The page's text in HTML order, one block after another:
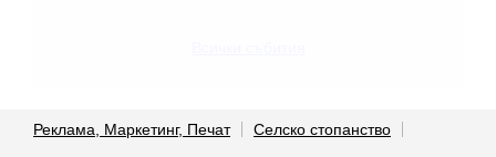
Реклама, Маркетинг, Печат Селско стопанство